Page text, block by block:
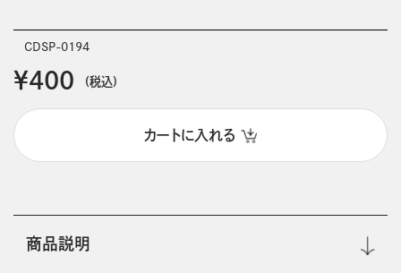
CDSP-0194
￥400 (税込)
カートに入れる
商品説明